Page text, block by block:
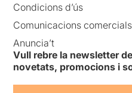
Condicions d’ús
Comunicacions
Anuncia’t
Vull rebre la newsletter
novetats, promocions i